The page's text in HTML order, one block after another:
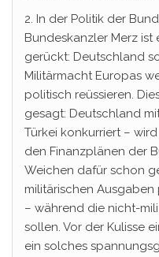
2. In der Politik der
Bundeskanzler Merz
gerückt: Deutschland
Militärmacht Europas
politisch reüssieren.
gesagt: Deutschland
Türkei konkurriert –
den Finanzplänen der
Weichen dafür schon
militärischen Ausgaben
– während die nicht-
sollen. Vor der Kulisse
ein solches